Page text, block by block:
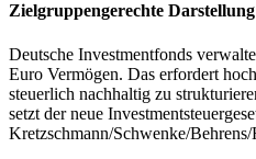
Zielgruppengerechte Darstellung
Deutsche Investmentfonds
Euro Vermögen. Das erfordert
steuerlich nachhaltig zu
setzt der neue
Kretzschmann/Schwenke/